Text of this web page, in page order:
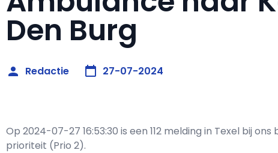
Den Burg
Redactie 27-07-2024
Op 2024-07-27 16:53:30 is een 112 melding in Texel bij
prioriteit (Prio 2).